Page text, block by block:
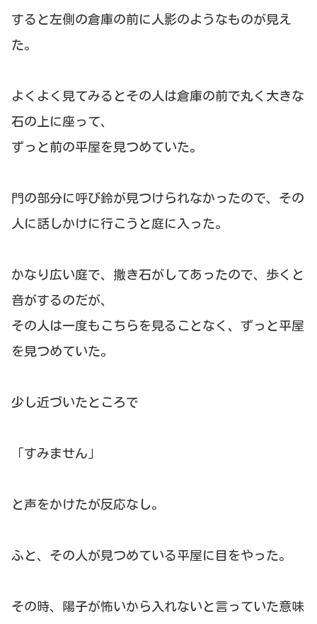
すると左側の倉庫の前に人影のようなものが見え
た。
よくよく見てみるとその人は倉庫の前で丸く大きな
石の上に座って、
ずっと前の平屋を見つめていた。
門の部分に呼び鈴が見つけられなかったので、その
人に話しかけに行こうと庭に入った。
かなり広い庭で、撒き石がしてあったので、歩くと
音がするのだが、
その人は一度もこちらを見ることなく、ずっと平屋
を見つめていた。
少し近づいたところで
「すみません」
と声をかけたが反応なし。
ふと、その人が見つめている平屋に目をやった。
その時、陽子が怖いから入れないと言っていた意味